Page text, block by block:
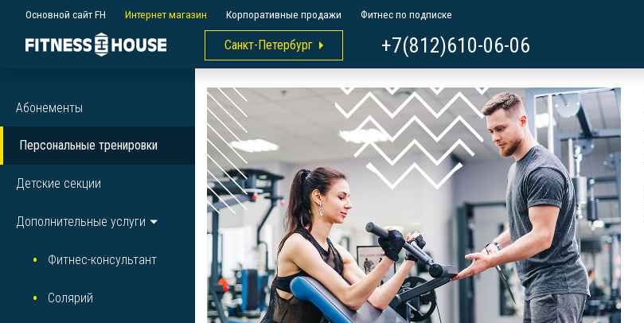
Основной сайт FH Интернет магазин Корпоративные продажи Фитнес по подписке
Санкт-Петербург +7(812)610-06-06
Абонементы
Персональные тренировки
Детские секции
Дополнительные услуги
Фитнес-консультант
Солярий